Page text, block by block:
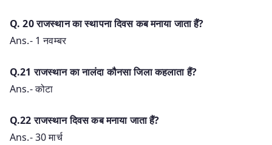
Q. 20 राजस्थान का स्थापना दिवस कब मनाया जाता हैं?
Ans.- 1 नवम्बर
Q.21 राजस्थान का नालंदा कौनसा जिला कहलाता हैं?
Ans.- कोटा
Q.22 राजस्थान दिवस कब मनाया जाता हैं?
Ans.- 30 मार्च